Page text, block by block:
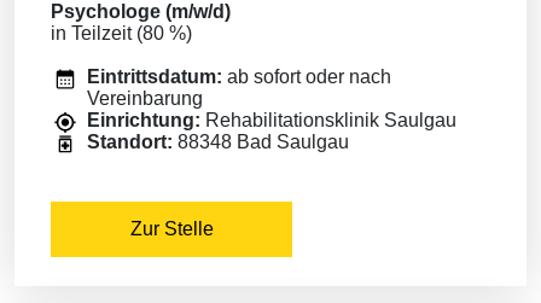
Psychologe (m/w/d)
in Teilzeit (80 %)
Eintrittsdatum: ab sofort oder nach
Vereinbarung
Einrichtung: Rehabilitationsklinik Saulgau
Standort: 88348 Bad Saulgau
Zur Stelle